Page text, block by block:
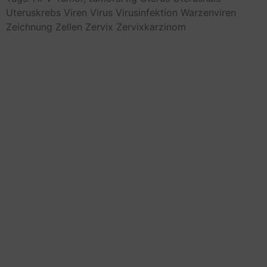
Uteruskrebs Viren Virus Virusinfektion Warzenviren
Zeichnung Zellen Zervix Zervixkarzinom